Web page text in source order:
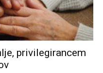
privilegirancem